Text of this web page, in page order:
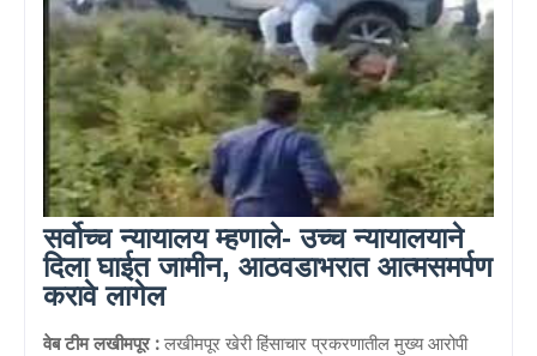
सर्वोच्च न्यायालय म्हणाले- उच्च न्यायालयाने
दिला घाईत जामीन, आठवडाभरात आत्मसमर्पण
करावे लागेल
वेब टीम लखीमपूर : लखीमपूर खेरी हिंसाचार प्रकरणातील मुख्य आरोपी